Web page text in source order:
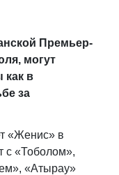
Премьер-
могут
как в
за
«Женис» в
с «Тоболом»,
«Атырау»